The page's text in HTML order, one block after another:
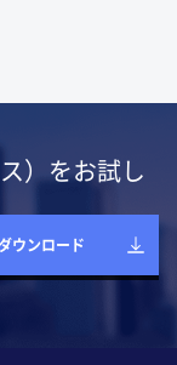
）をお試し
ウンロード